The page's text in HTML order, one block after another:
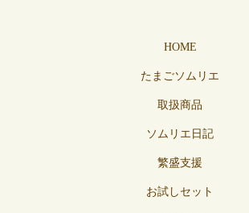
HOME
たまごソムリエ
取扱商品
ソムリエ日記
繁盛支援
お試しセット